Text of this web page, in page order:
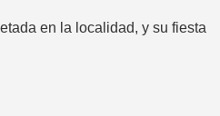
en la localidad, y su fiesta